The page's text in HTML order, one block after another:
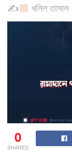
✍ খলিল তাসাল
0
SHARES